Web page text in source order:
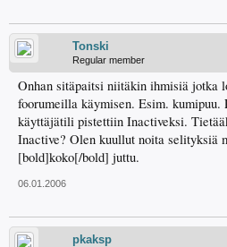
Tonski
Regular member
Onhan sitäpaitsi niitäkin ihmisiä jotka
foorumeilla käymisen. Esim.
käyttäjätili pistettiin Inactiveksi.
Inactive? Olen kuullut noita selityksiä
[bold]koko[/bold] juttu.
06.01.2006
pkaksp